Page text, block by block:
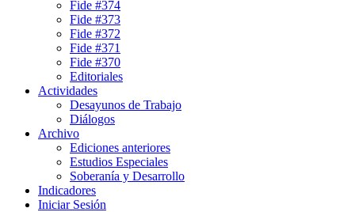
Fide #374
Fide #373
Fide #372
Fide #371
Fide #370
Editoriales
Actividades
Desayunos de Trabajo
Diálogos
Archivo
Ediciones anteriores
Estudios Especiales
Soberanía y Desarrollo
Indicadores
Iniciar Sesión